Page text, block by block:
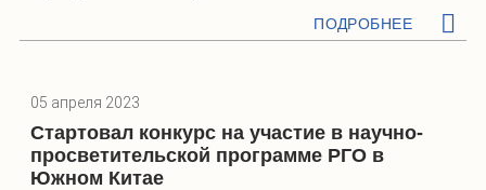
ПОДРОБНЕЕ
05 апреля 2023
Стартовал конкурс на участие в научно-
просветительской программе РГО в
Южном Китае